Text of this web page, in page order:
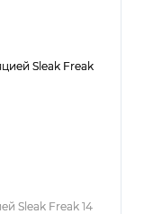
Sleak Freak 14